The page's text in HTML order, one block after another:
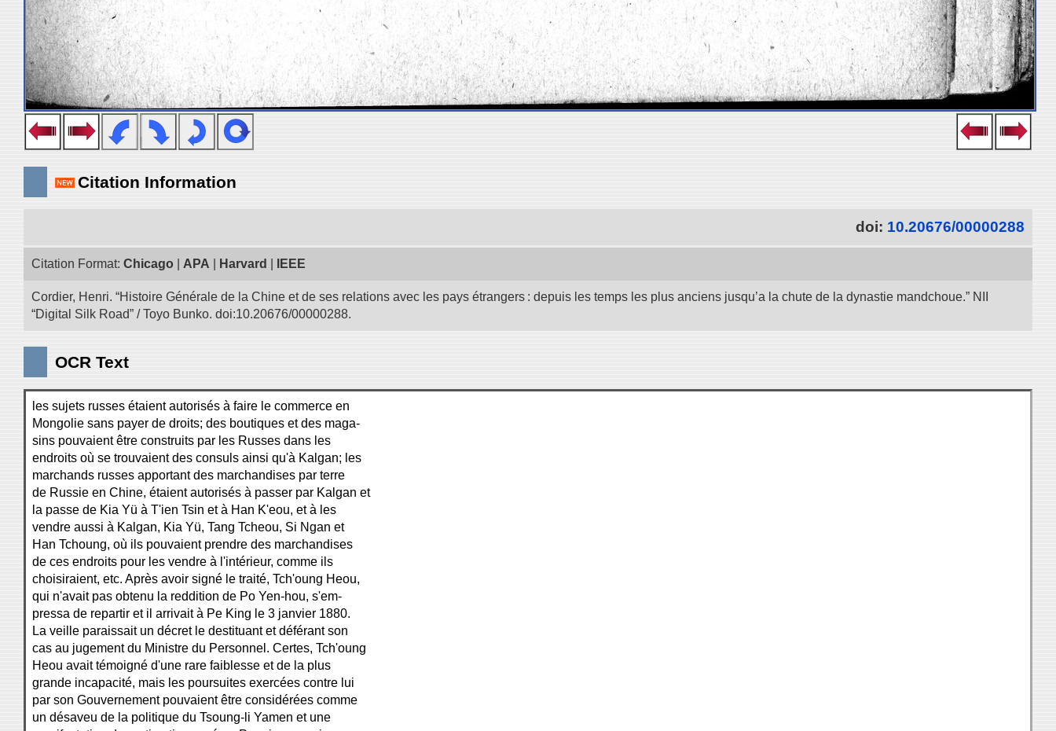
Citation Information
doi: 10.20676/00000288
Citation Format: Chicago APA Harvard IEEE
Cordier, Henri. “Histoire Générale de la Chine et de ses relations avec les pays étrangers : depuis les temps les plus anciens jusqu’a la chute de la dynastie mandchoue.” NII
“Digital Silk Road” / Toyo Bunko. doi:10.20676/00000288.
OCR Text
les sujets russes étaient autorisés à faire le commerce en
Mongolie sans payer de droits; des boutiques et des maga-
sins pouvaient être construits par les Russes dans les
endroits où se trouvaient des consuls ainsi qu'à Kalgan; les
marchands russes apportant des marchandises par terre
de Russie en Chine, étaient autorisés à passer par Kalgan et
la passe de Kia Yü à T'ien Tsin et à Han K'eou, et à les
vendre aussi à Kalgan, Kia Yü, Tang Tcheou, Si Ngan et
Han Tchoung, où ils pouvaient prendre des marchandises
de ces endroits pour les vendre à l'intérieur, comme ils
choisiraient, etc. Après avoir signé le traité, Tch'oung Heou,
qui n'avait pas obtenu la reddition de Po Yen-hou, s'em-
pressa de repartir et il arrivait à Pe King le 3 janvier 1880.
La veille paraissait un décret le destituant et déférant son
cas au jugement du Ministre du Personnel. Certes, Tch'oung
Heou avait témoigné d'une rare faiblesse et de la plus
grande incapacité, mais les poursuites exercées contre lui
par son Gouvernement pouvaient être considérées comme
un désaveu de la politique du Tsoung-li Yamen et une